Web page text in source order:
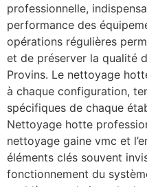
professionnelle,
performance des
opérations régulières
et de préserver la qualité
Provins. Le nettoyage
à chaque configuration,
spécifiques de chaque
Nettoyage hotte
nettoyage gaine vmc et
éléments clés souvent
fonctionnement du